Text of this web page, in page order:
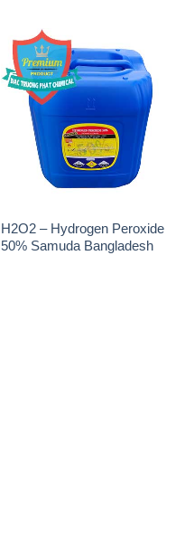
H2O2 – Hydrogen Peroxide
50% Samuda Bangladesh